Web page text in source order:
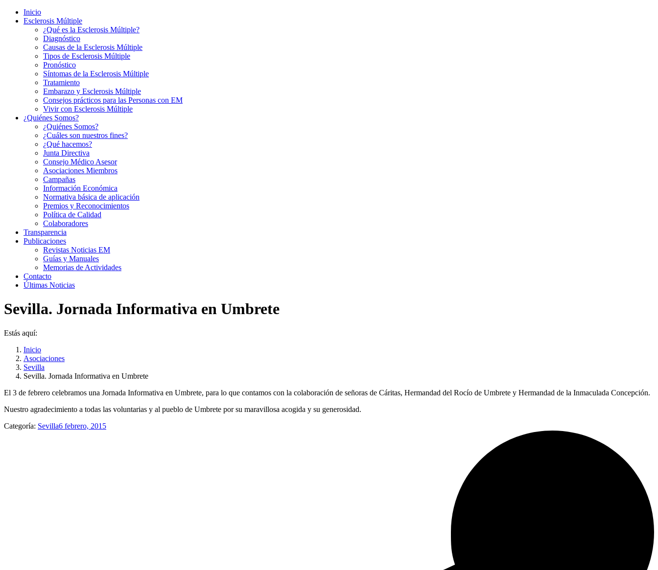
Inicio
Esclerosis Múltiple
¿Qué es la Esclerosis Múltiple?
Diagnóstico
Causas de la Esclerosis Múltiple
Tipos de Esclerosis Múltiple
Pronóstico
Síntomas de la Esclerosis Múltiple
Tratamiento
Embarazo y Esclerosis Múltiple
Consejos prácticos para las Personas con EM
Vivir con Esclerosis Múltiple
¿Quiénes Somos?
¿Quiénes Somos?
¿Cuáles son nuestros fines?
¿Qué hacemos?
Junta Directiva
Consejo Médico Asesor
Asociaciones Miembros
Campañas
Información Económica
Normativa básica de aplicación
Premios y Reconocimientos
Política de Calidad
Colaboradores
Transparencia
Publicaciones
Revistas Noticias EM
Guías y Manuales
Memorias de Actividades
Contacto
Últimas Noticias
Sevilla. Jornada Informativa en Umbrete
Estás aquí:
Inicio
Asociaciones
Sevilla
Sevilla. Jornada Informativa en Umbrete
El 3 de febrero celebramos una Jornada Informativa en Umbrete, para lo que contamos con la colaboración de señoras de Cáritas, Hermandad del Rocío de Umbrete y Hermandad de la Inmaculada Concepción.
Nuestro agradecimiento a todas las voluntarias y al pueblo de Umbrete por su maravillosa acogida y su generosidad.
Categoría: Sevilla6 febrero, 2015